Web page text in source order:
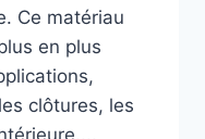
Ce matériau
en plus
clôtures, les